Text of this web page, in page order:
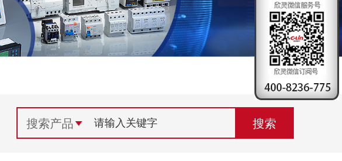
下载中心
视频中心
常见问题
技术支持
常见问答 专利证书
生产设备
组织机构
联系欣灵